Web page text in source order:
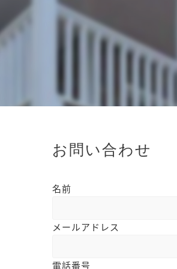
お問い合わせ
名前
メールアドレス
電話番号